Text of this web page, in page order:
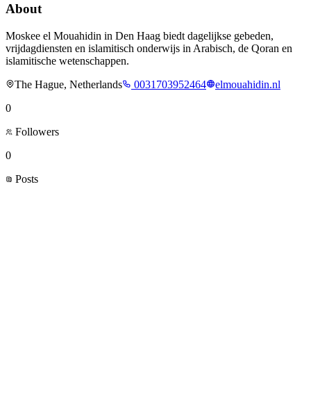
About
Moskee el Mouahidin in Den Haag biedt dagelijkse gebeden,
vrijdagdiensten en islamitisch onderwijs in Arabisch, de Qoran en
islamitische wetenschappen.
The Hague, Netherlands
0031703952464
elmouahidin.nl
0
Followers
0
Posts